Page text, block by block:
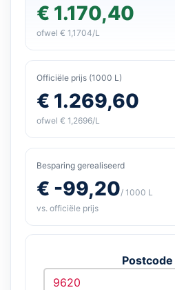
€ 1.170,40
ofwel € 1,1704/L
Officiële prijs (1000 L)
€ 1.269,60
ofwel € 1,2696/L
Besparing gerealiseerd
€ -99,20/ 1000 L
vs. officiële prijs
Postcode